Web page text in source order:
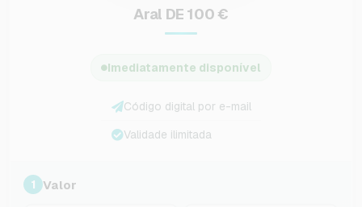
Aral DE 100 €
Imediatamente disponível
Código digital por e-mail
Validade ilimitada
1 Valor